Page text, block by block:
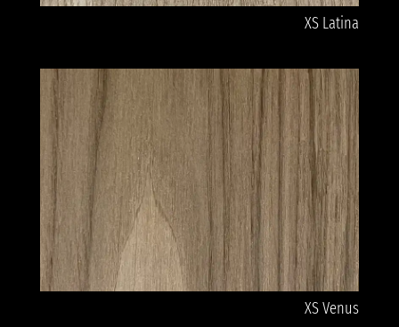
XS Latina
XS Venus